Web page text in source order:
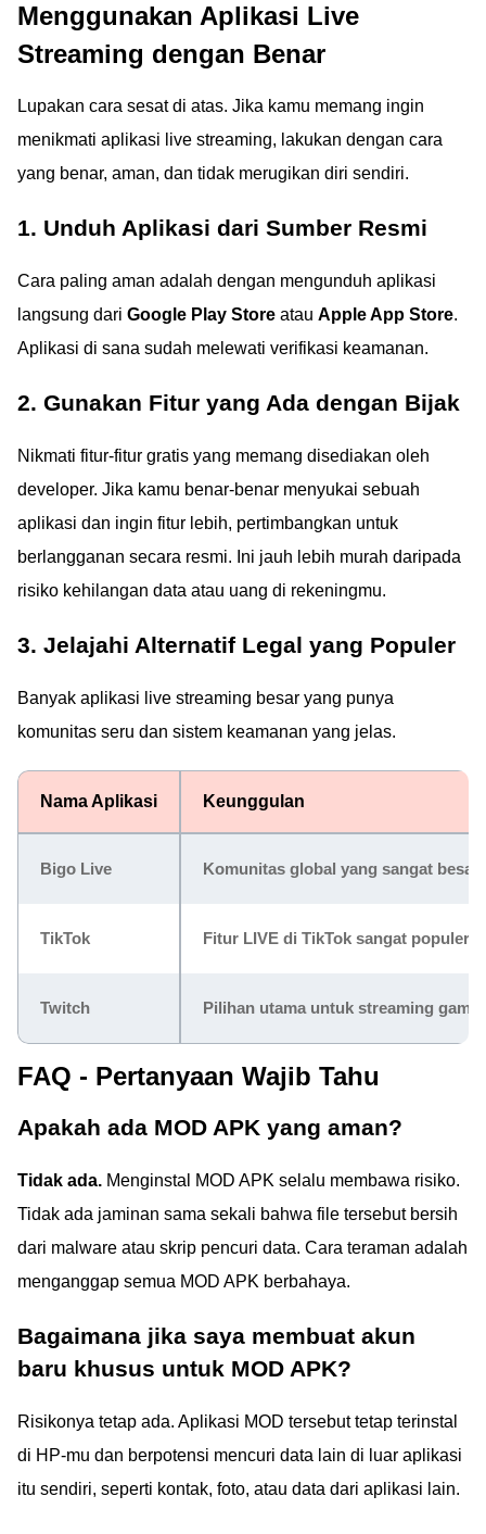
Menggunakan Aplikasi Live
Streaming dengan Benar
Lupakan cara sesat di atas. Jika kamu memang ingin
menikmati aplikasi live streaming, lakukan dengan cara
yang benar, aman, dan tidak merugikan diri sendiri.
1. Unduh Aplikasi dari Sumber Resmi
Cara paling aman adalah dengan mengunduh aplikasi
langsung dari Google Play Store atau Apple App Store.
Aplikasi di sana sudah melewati verifikasi keamanan.
2. Gunakan Fitur yang Ada dengan Bijak
Nikmati fitur-fitur gratis yang memang disediakan oleh
developer. Jika kamu benar-benar menyukai sebuah
aplikasi dan ingin fitur lebih, pertimbangkan untuk
berlangganan secara resmi. Ini jauh lebih murah daripada
risiko kehilangan data atau uang di rekeningmu.
3. Jelajahi Alternatif Legal yang Populer
Banyak aplikasi live streaming besar yang punya
komunitas seru dan sistem keamanan yang jelas.
Nama Aplikasi Keunggulan
Bigo Live Komunitas global yang sangat besar
TikTok Fitur LIVE di TikTok sangat populer,
Twitch Pilihan utama untuk streaming
FAQ - Pertanyaan Wajib Tahu
Apakah ada MOD APK yang aman?
Tidak ada. Menginstal MOD APK selalu membawa risiko.
Tidak ada jaminan sama sekali bahwa file tersebut bersih
dari malware atau skrip pencuri data. Cara teraman adalah
menganggap semua MOD APK berbahaya.
Bagaimana jika saya membuat akun
baru khusus untuk MOD APK?
Risikonya tetap ada. Aplikasi MOD tersebut tetap terinstal
di HP-mu dan berpotensi mencuri data lain di luar aplikasi
itu sendiri, seperti kontak, foto, atau data dari aplikasi lain.